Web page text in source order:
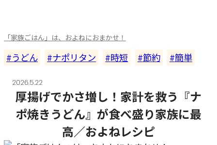
「家族ごはん」は、およねにおまかせ！
うどん ナポリタン 時短 節約 簡単
2026.5.22
厚揚げでかさ増し！家計を救う『ナ
ポ焼きうどん』が食べ盛り家族に最
高／およねレシピ